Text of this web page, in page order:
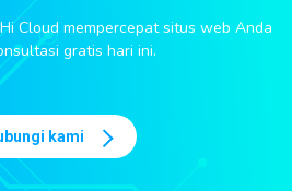
Cloud mempercepat situs web Anda
gratis hari ini.
kami